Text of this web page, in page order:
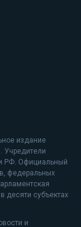
издание
Учредители
РФ. Официальный
федеральных
десяти субъектах
и